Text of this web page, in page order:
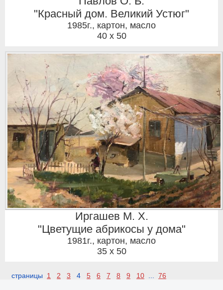
"Красный дом. Великий Устюг"
1985г., картон, масло
40 x 50
Иргашев М. Х.
"Цветущие абрикосы у дома"
1981г., картон, масло
35 x 50
страницы 1 2 3 4 5 6 7 8 9 10 76